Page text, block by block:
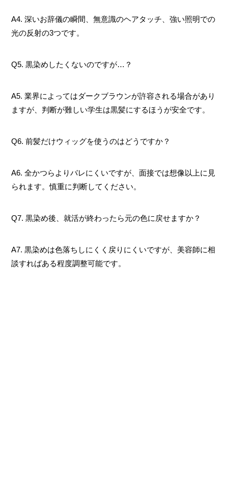
A4. 深いお辞儀の瞬間、無意識のヘアタッチ、強い照明での
光の反射の3つです。
Q5. 黒染めしたくないのですが…？
A5. 業界によってはダークブラウンが許容される場合があり
ますが、判断が難しい学生は黒髪にするほうが安全です。
Q6. 前髪だけウィッグを使うのはどうですか？
A6. 全かつらよりバレにくいですが、面接では想像以上に見
られます。慎重に判断してください。
Q7. 黒染め後、就活が終わったら元の色に戻せますか？
A7. 黒染めは色落ちしにくく戻りにくいですが、美容師に相
談すればある程度調整可能です。